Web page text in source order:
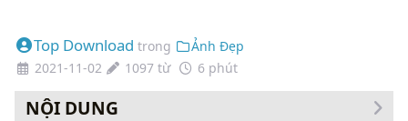
Top Download trong
Ảnh Đẹp
2021-11-02
1097 từ 6 phút
NỘI DUNG